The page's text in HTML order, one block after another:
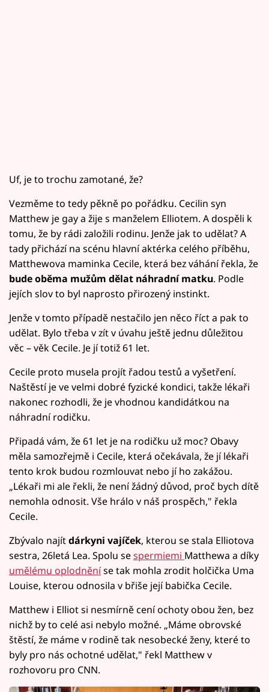
Uf, je to trochu zamotané, že?
Vezměme to tedy pěkně po pořádku. Cecilin syn
Matthew je gay a žije s manželem Elliotem. A dospěli k
tomu, že by rádi založili rodinu. Jenže jak to udělat? A
tady přichází na scénu hlavní aktérka celého příběhu,
Matthewova maminka Cecile, která bez váhání řekla, že
bude oběma mužům dělat náhradní matku. Podle
jejích slov to byl naprosto přirozený instinkt.
Jenže v tomto případě nestačilo jen něco říct a pak to
udělat. Bylo třeba v zít v úvahu ještě jednu důležitou
věc – věk Cecile. Je jí totiž 61 let.
Cecile proto musela projít řadou testů a vyšetření.
Naštěstí je ve velmi dobré fyzické kondici, takže lékaři
nakonec rozhodli, že je vhodnou kandidátkou na
náhradní rodičku.
Připadá vám, že 61 let je na rodičku už moc? Obavy
měla samozřejmě i Cecile, která očekávala, že jí lékaři
tento krok budou rozmlouvat nebo jí ho zakážou.
„Lékaři mi ale řekli, že není žádný důvod, proč bych dítě
nemohla odnosit. Vše hrálo v náš prospěch," řekla
Cecile.
Zbývalo najítdárkyni vajíček, kterou se stala Elliotova
sestra, 26letá Lea. Spolu sespermiemi Matthewa a díky
umělému oplodněníse tak mohla zrodit holčička Uma
Louise, kterou odnosila v břiše její babička Cecile.
Matthew i Elliot si nesmírně cení ochoty obou žen, bez
nichž by to celé asi nebylo možné. „Máme obrovské
štěstí, že máme v rodině tak nesobecké ženy, které to
byly pro nás ochotné udělat," řekl Matthew v
rozhovoru pro CNN.